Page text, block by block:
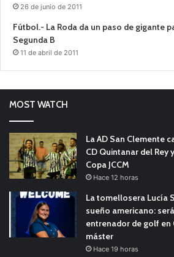
26 de junio de 2011
Fútbol.- La Roda da un paso de gigante
Segunda B
11 de abril de 2011
MOST WATCH
La AD San Clemente
CD Quintanar del Rey
Copa JCCM
Hace 12 horas
La tomellosera Lucía
sueño americano:
entrenador de golf en
máster
Hace 19 horas